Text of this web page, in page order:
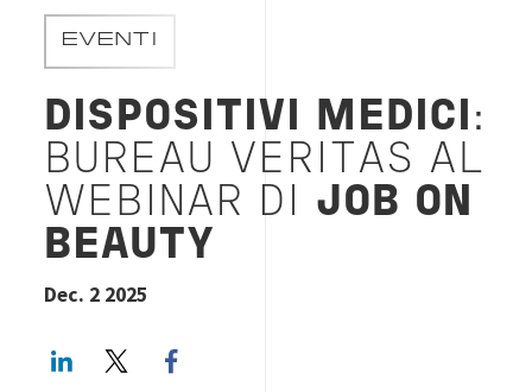
EVENTI
DISPOSITIVI MEDICI :
BUREAU VERITAS AL
WEBINAR DI JOB ON
BEAUTY
Dec. 2 2025
LinkedInTwitter